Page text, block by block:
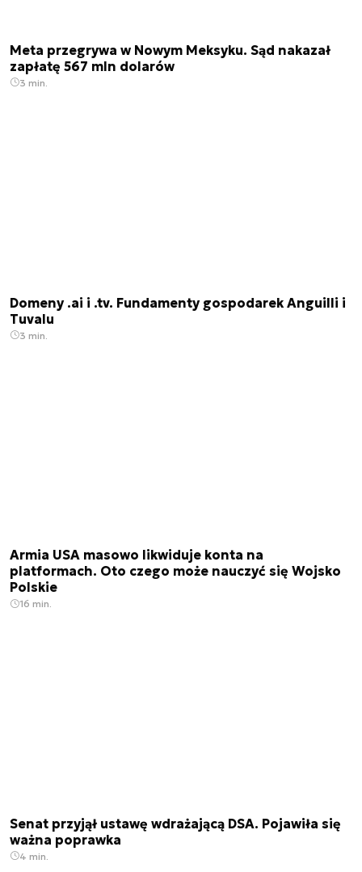
Meta przegrywa w Nowym Meksyku. Sąd nakazał
zapłatę 567 mln dolarów
3 min.
Domeny .ai i .tv. Fundamenty gospodarek Anguilli i
Tuvalu
3 min.
Armia USA masowo likwiduje konta na
platformach. Oto czego może nauczyć się Wojsko
Polskie
16 min.
Senat przyjął ustawę wdrażającą DSA. Pojawiła się
ważna poprawka
4 min.